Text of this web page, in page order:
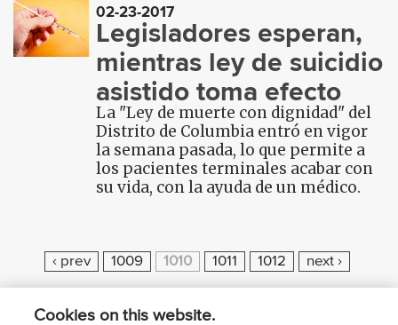
02-23-2017
Legisladores esperan,
mientras ley de suicidio
asistido toma efecto
La "Ley de muerte con dignidad" del
Distrito de Columbia entró en vigor
la semana pasada, lo que permite a
los pacientes terminales acabar con
su vida, con la ayuda de un médico.
A
‹ prev 1009 1010 1011 1012 next ›
Cookies on this website.